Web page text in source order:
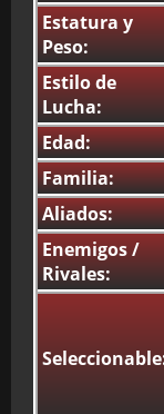
Estatura y
Peso:
Estilo de
Lucha:
Edad:
Familia:
Aliados:
Enemigos /
Rivales: